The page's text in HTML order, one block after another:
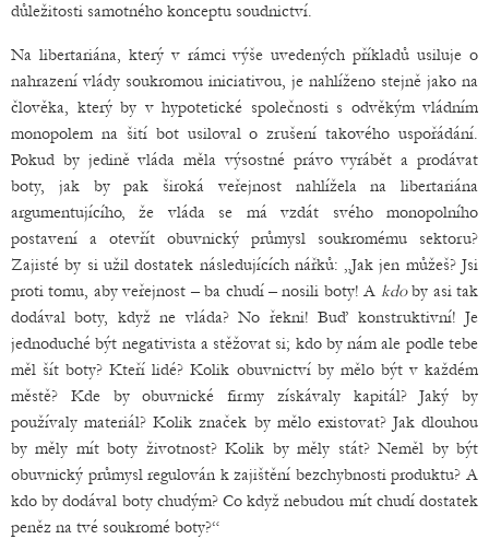
důležitosti samotného konceptu soudnictví.
Na libertariána, který v rámci výše uvedených příkladů usiluje o
nahrazení vlády soukromou iniciativou, je nahlíženo stejně jako na
člověka, který by v hypotetické společnosti s odvěkým vládním
monopolem na šití bot usiloval o zrušení takového uspořádání.
Pokud by jedině vláda měla výsostné právo vyrábět a prodávat
boty, jak by pak široká veřejnost nahlížela na libertariána
argumentujícího, že vláda se má vzdát svého monopolního
postavení a otevřít obuvnický průmysl soukromému sektoru?
Zajisté by si užil dostatek následujících nářků: „Jak jen můžeš? Jsi
proti tomu, aby veřejnost – ba chudí – nosili boty! A kdoby asi tak
dodával boty, když ne vláda? No řekni! Buď konstruktivní! Je
jednoduché být negativista a stěžovat si; kdo by nám ale podle tebe
měl šít boty? Kteří lidé? Kolik obuvnictví by mělo být v každém
městě? Kde by obuvnické firmy získávaly kapitál? Jaký by
používaly materiál? Kolik značek by mělo existovat? Jak dlouhou
by měly mít boty životnost? Kolik by měly stát? Neměl by být
obuvnický průmysl regulován k zajištění bezchybnosti produktu? A
kdo by dodával boty chudým? Co když nebudou mít chudí dostatek
peněz na tvé soukromé boty?“